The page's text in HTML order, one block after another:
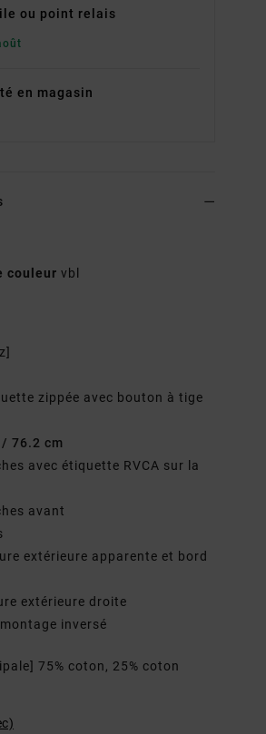
ou point relais
en magasin
couleur vbl
zippée avec bouton à tige
76.2 cm
avec étiquette RVCA sur la
avant
extérieure apparente et bord
extérieure droite
inversé
75% coton, 25% coton